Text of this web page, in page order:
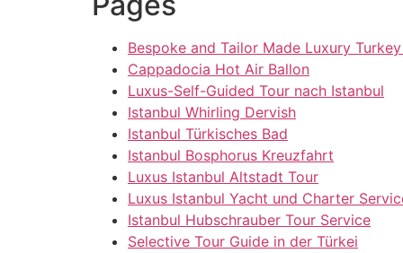
Bespoke and Tailor Made Luxury
Cappadocia Hot Air Ballon
Luxus-Self-Guided Tour nach Istanbul
Istanbul Whirling Dervish
Istanbul Türkisches Bad
Istanbul Bosphorus Kreuzfahrt
Luxus Istanbul Altstadt Tour
Luxus Istanbul Yacht und Charter
Istanbul Hubschrauber Tour Service
Selective Tour Guide in der Türkei